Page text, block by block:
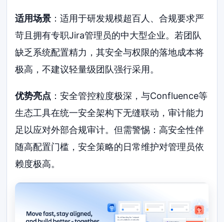
适用场景 ：适用于研发规模超百人、合规要求严
苛且拥有专职Jira管理员的中大型企业。若团队
缺乏系统配置精力，其安全与权限的落地成本将
极高，不建议轻量级团队强行采用。
优势亮点 ：安全管控粒度极深，与Confluence等
生态工具在统一安全架构下无缝联动，审计能力
足以应对外部合规审计。但需警惕：高安全性伴
随高配置门槛，安全策略的日常维护对管理员依
赖度极高。